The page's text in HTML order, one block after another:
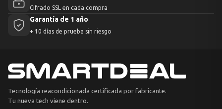
Cifrado SSL en cada compra
Garantía de 1 año
+ 10 días de prueba sin riesgo
Tecnología reacondicionada certificada por fabricante.
Tu nueva tech viene dentro.